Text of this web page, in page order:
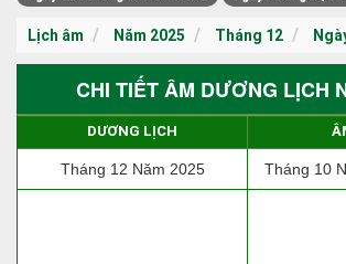
Lịch âm Năm 2025 Tháng 12
CHI TIẾT ÂM DƯƠNG LỊCH
DƯƠNG LỊCH
Tháng 12 Năm 2025 Tháng 10